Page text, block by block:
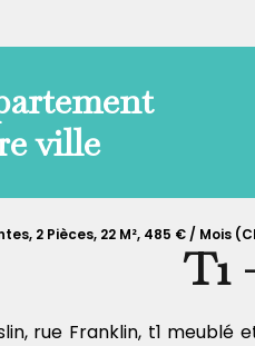
ville
2 Pièces, 22 M², 485 € / Mois
T1
rue Franklin, t1